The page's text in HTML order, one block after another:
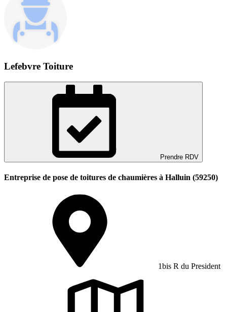
Lefebvre Toiture
Prendre RDV
Entreprise de pose de toitures de chaumières à Halluin (59250)
1bis R du President